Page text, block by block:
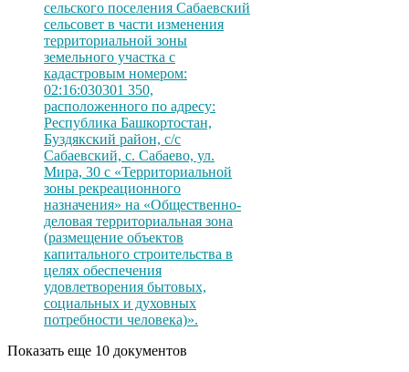
сельского поселения Сабаевский
сельсовет в части изменения
территориальной зоны
земельного участка с
кадастровым номером:
02:16:030301 350,
расположенного по адресу:
Республика Башкортостан,
Буздякский район, с/с
Сабаевский, с. Сабаево, ул.
Мира, 30 с «Территориальной
зоны рекреационного
назначения» на «Общественно-
деловая территориальная зона
(размещение объектов
капитального строительства в
целях обеспечения
удовлетворения бытовых,
социальных и духовных
потребности человека)».
Показать еще 10 документов